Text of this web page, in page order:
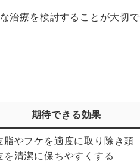
治療を検討することが大切で
期待できる効果
脂やフケを適度に取り除き頭
を清潔に保ちやすくする